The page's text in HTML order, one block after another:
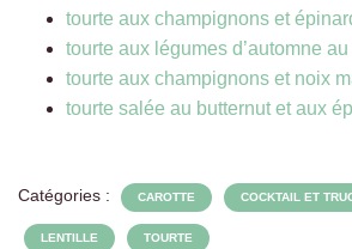
tourte aux champignons et
tourte aux légumes d’automne
tourte aux champignons et noix
tourte salée au butternut et aux
Catégories : CAROTTE COCKTAIL ET
LENTILLE TOURTE